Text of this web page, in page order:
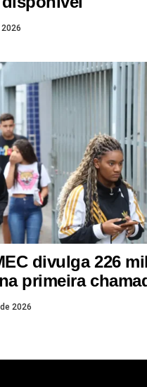
divulga 226
primeira
2026